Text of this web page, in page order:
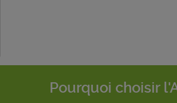
Pourquoi choisir